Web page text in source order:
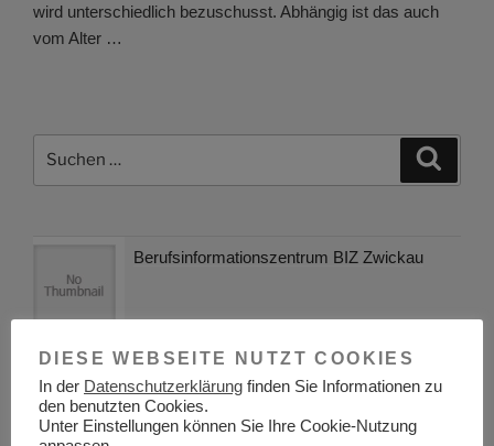
wird unterschiedlich bezuschusst. Abhängig ist das auch
vom Alter …
Berufsinformationszentrum BIZ Zwickau
DIESE WEBSEITE NUTZT COOKIES
In der Datenschutzerklärung finden Sie Informationen zu
den benutzten Cookies.
Unter Einstellungen können Sie Ihre Cookie-Nutzung